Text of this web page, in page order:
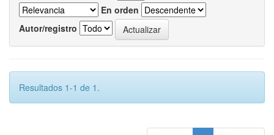
En orden
Autor/registro
Resultados 1-1 de 1.